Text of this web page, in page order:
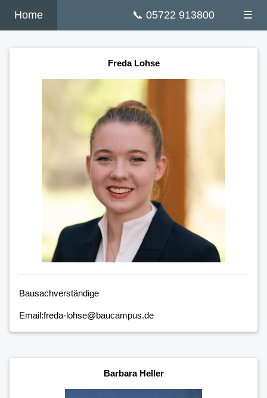
☰
📞 05722 913800
Home
Freda Lohse
Bausachverständige
Email:freda-lohse@baucampus.de
Barbara Heller